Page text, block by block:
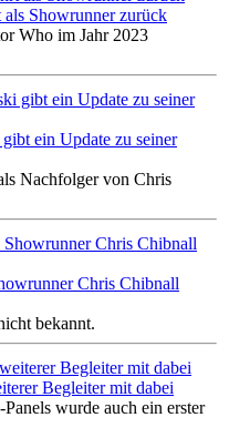
Showrunner zurück
Who im Jahr 2023
ein Update zu seiner
Nachfolger von Chris
Chris Chibnall
bekannt.
Begleiter mit dabei
wurde auch ein erster